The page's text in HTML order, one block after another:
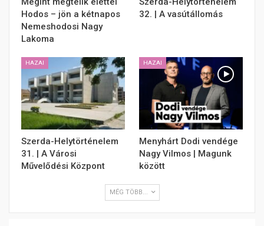
Hodos – jön a kétnapos
Nemeshodosi Nagy
Lakoma
32. | A vasútállomás
HAZAI
Szerda-Helytörténelem
31. | A Városi
Művelődési Központ
HAZAI
Menyhárt Dodi vendége
Nagy Vilmos | Magunk
között
MÉG TÖBB...